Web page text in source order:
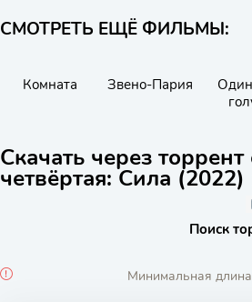
СМОТРЕТЬ ЕЩЁ ФИЛЬМЫ:
Комната Звено-Пария
Скачать через
четвёртая: Сила
Поиск
Минимальная